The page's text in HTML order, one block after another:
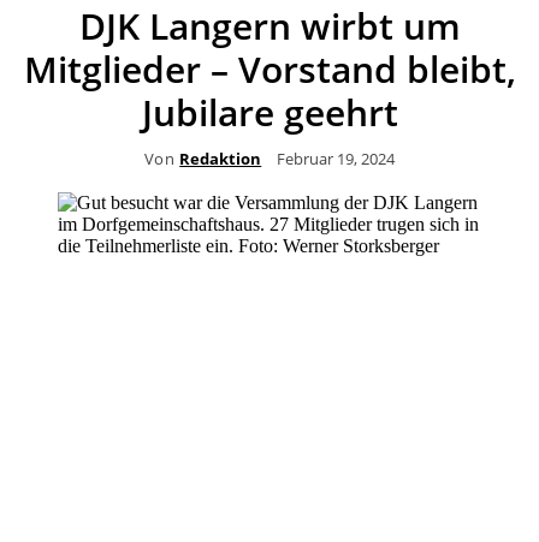
DJK Langern wirbt um
Mitglieder – Vorstand bleibt,
Jubilare geehrt
Von Redaktion Februar 19, 2024